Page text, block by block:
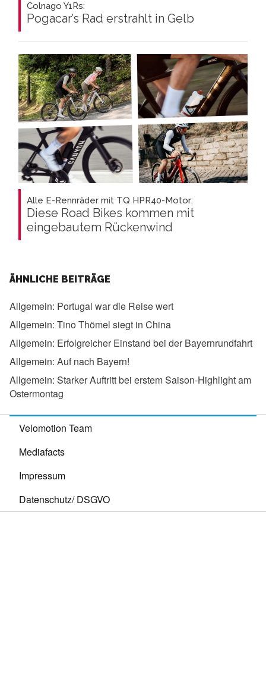
Colnago Y1Rs:
Pogacar’s Rad erstrahlt in Gelb
Alle E-Rennräder mit TQ HPR40-Motor:
Diese Road Bikes kommen mit
eingebautem Rückenwind
ÄHNLICHE BEITRÄGE
Allgemein: Portugal war die Reise wert
Allgemein: Tino Thömel siegt in China
Allgemein: Erfolgreicher Einstand bei der Bayernrundfahrt
Allgemein: Auf nach Bayern!
Allgemein: Starker Auftritt bei erstem Saison-Highlight am
Ostermontag
Velomotion Team
Mediafacts
Impressum
Datenschutz/ DSGVO